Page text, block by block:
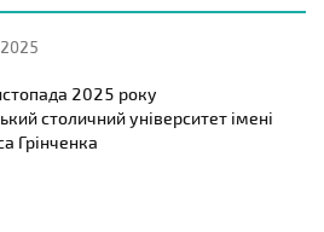
2025 року
столичний університет імені
Грінченка